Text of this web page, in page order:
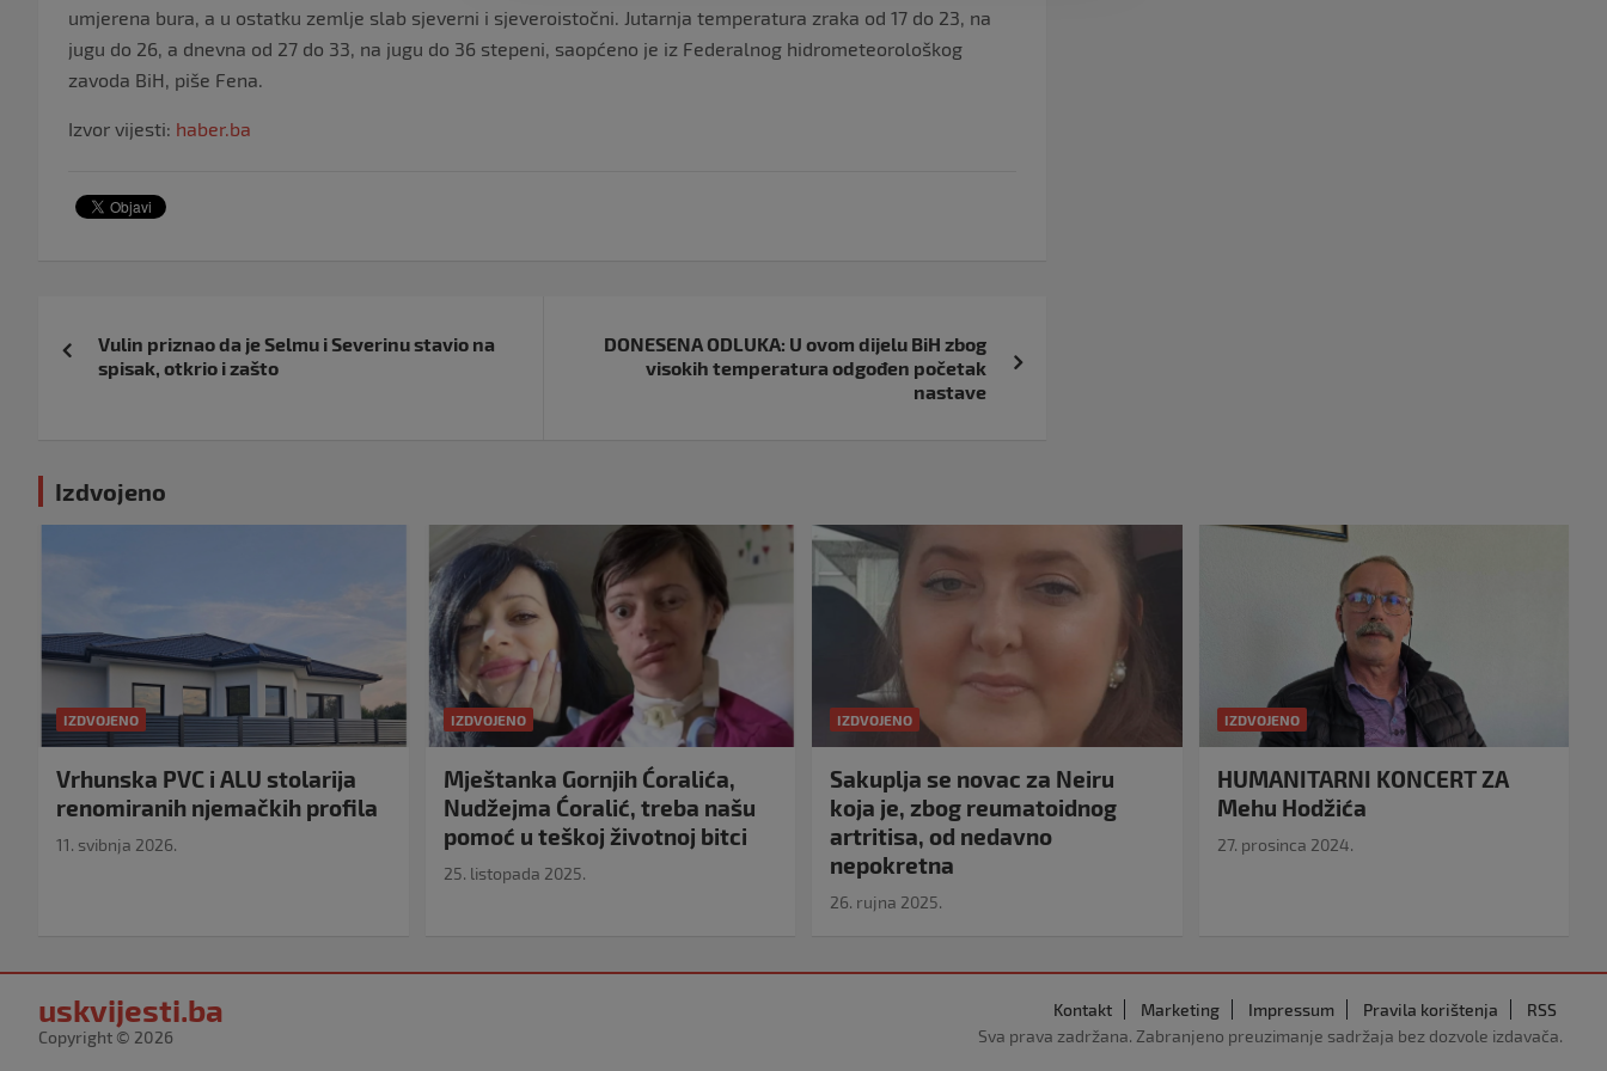
umjerena bura, a u ostatku zemlje slab sjeverni i sjeveroistočni. Jutarnja temperatura zraka od 17 do 23, na
jugu do 26, a dnevna od 27 do 33, na jugu do 36 stepeni, saopćeno je iz Federalnog hidrometeorološkog
zavoda BiH, piše Fena.
Izvor vijesti: haber.ba
objava
Vulin priznao da je Selmu i Severinu stavio na
spisak, otkrio i zašto
DONESENA ODLUKA: U ovom dijelu BiH zbog
visokih temperatura odgođen početak
nastave
Izdvojeno
IZDVOJENO
Vrhunska PVC i ALU stolarija
renomiranih njemačkih profila
11. svibnja 2026.
IZDVOJENO
Mještanka Gornjih Ćoralića,
Nudžejma Ćoralić, treba našu
pomoć u teškoj životnoj bitci
25. listopada 2025.
IZDVOJENO
Sakuplja se novac za Neiru
koja je, zbog reumatoidnog
artritisa, od nedavno
nepokretna
26. rujna 2025.
IZDVOJENO
HUMANITARNI KONCERT ZA
Mehu Hodžića
27. prosinca 2024.
uskvijesti.ba
Copyright © 2026
Kontakt Marketing Impressum Pravila korištenja
RSS
Sva prava zadržana. Zabranjeno preuzimanje sadržaja bez dozvole izdavača.